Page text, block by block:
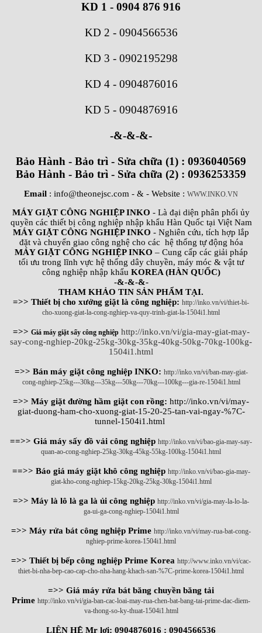
KD 1 - 0904 876 916
KD 2 - 0904566536
KD 3 - 0902195298
KD 4 - 0904876016
KD 5 - 0904876916
-&-&-&-
Bảo Hành - Bảo trì - Sửa chữa (1) : 0936040569
Bảo Hành - Bảo trì - Sửa chữa (2) : 0936253359
Email : info@theonejsc.com - & - Website : WWW.INKO.VN
MÁY GIẶT CÔNG NGHIỆP INKO - Là đại diện phân phối ủy
quyền các thiết bị công nghiệp nhập khẩu Hàn Quốc tại Việt Nam
MÁY GIẶT CÔNG NGHIỆP INKO - Nghiên cứu, tích hợp lắp
đặt và chuyển giao công nghệ cho các hệ thống tự động hóa
MÁY GIẶT CÔNG NGHIỆP INKO – Cung cấp các giải pháp
tối ưu trong lĩnh vực hệ thống dây chuyền, máy móc & vật tư
công nghiệp nhập khẩu KOREA (HÀN QUỐC)
-&-&-&-
THAM KHẢO TIN SẢN PHẨM TẠI.
=>> Thiết bị cho xưởng giặt là công nghiệp: http://inko.vn/vi/thiet-bi-
cho-xuong-giat-la-cong-nghiep-va-quy-trinh-giat-la-1504i1.html
=>> Giá máy giặt sấy công nghiệp http://inko.vn/vi/gia-may-giat-may-
say-cong-nghiep-20kg-25kg-30kg-35kg-40kg-50kg-70kg-100kg-
1504i1.html
=>> Bán máy giặt công nghiệp INKO: http://inko.vn/vi/ban-may-giat-
cong-nghiep-25kg---30kg---35kg---50kg---70kg---100kg---gia-re-1504i1.html
=>> Máy giặt đường hầm giặt con rồng: http://inko.vn/vi/may-
giat-duong-ham-cho-xuong-giat-15-20-25-tan-vai-ngay-%7C-
tunnel-1504i1.html
==>> Giá máy sấy đồ vải công nghiệp http://inko.vn/vi/bao-gia-may-say-
quan-ao-cong-nghiep-25kg-30kg-45kg-55kg-100kg-1504i1.html
==>> Báo giá máy giặt khô công nghiệp http://inko.vn/vi/bao-gia-may-
giat-kho-cong-nghiep-15kg-20kg-25kg-30kg-1504i1.html
=>> Máy là lô là ga là ủi công nghiệp http://inko.vn/vi/gia-may-la-lo-la-
ga-ui-ga-cong-nghiep-1504i1.html
=>> Máy rửa bát công nghiệp Prime http://inko.vn/vi/may-rua-bat-cong-
nghiep-prime-korea-1504i1.html
=>> Thiết bị bếp công nghiệp Prime Korea http://www.inko.vn/vi/cac-
thiet-bi-nha-bep-cao-cap-cho-nha-hang-khach-san-%7C-prime-korea-1504i1.html
=>> Giá máy rửa bát băng chuyền băng tải
Prime http://inko.vn/vi/gia-ban-cac-loai-may-rua-chen-bat-bang-tai-prime-dac-diem-
va-thong-so-ky-thuat-1504i1.html
LIÊN HỆ Mr lơi: 0904876016 : 0904566536